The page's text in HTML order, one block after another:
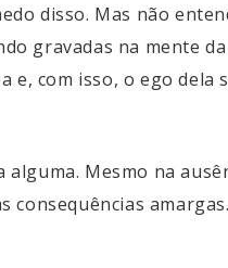
disso. Mas não
gravadas na mente
com isso, o ego dela
Mesmo na
consequências